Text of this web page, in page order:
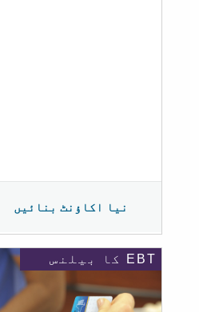
نیا اکاؤنٹ بنائیں
EBT کا بیلنس